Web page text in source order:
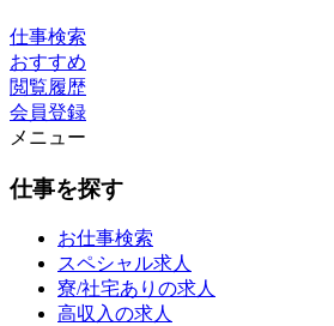
仕事検索
おすすめ
閲覧履歴
会員登録
メニュー
仕事を探す
お仕事検索
スペシャル求人
寮/社宅ありの求人
高収入の求人